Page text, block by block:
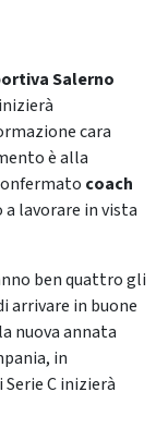
Salerno
cara
è alla
coach
lavorare in vista
ben quattro gli
arrivare in buone
nuova annata
in
C inizierà